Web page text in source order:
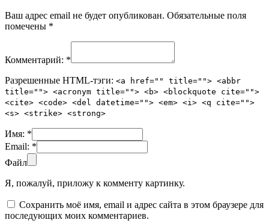
Ваш адрес email не будет опубликован. Обязательные поля
помечены *
Комментарий: *
Разрешенные HTML-тэги: <a href="" title=""> <abbr
title=""> <acronym title=""> <b> <blockquote cite="">
<cite> <code> <del datetime=""> <em> <i> <q cite="">
<s> <strike> <strong>
Имя: *
Email: *
Файл
Я, пожалуй, приложу к комменту картинку.
Сохранить моё имя, email и адрес сайта в этом браузере для
последующих моих комментариев.